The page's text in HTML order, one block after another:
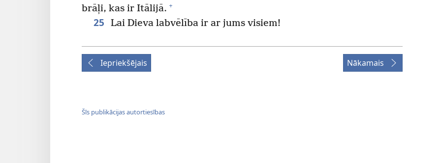
brāļi, kas ir Itālijā. +
25 Lai Dieva labvēlība ir ar jums visiem!
Iepriekšējais Nākamais
Šīs publikācijas autortiesības